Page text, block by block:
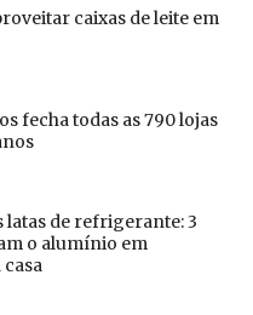
caixas de leite em
fecha todas as 790 lojas
latas de refrigerante: 3
o alumínio em